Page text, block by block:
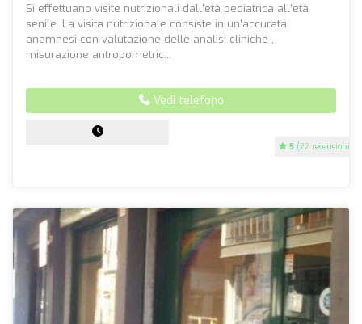
5 (22 recensioni)
Si effettuano visite nutrizionali dall’età pediatrica all’età
senile. La visita nutrizionale consiste in un’accurata
anamnesi con valutazione delle analisi cliniche ,
misurazione antropometric...
Vedi telefono